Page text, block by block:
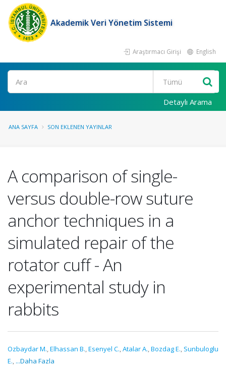
Akademik Veri Yönetim Sistemi
Araştırmacı Girişi English
Ara
Detaylı Arama
ANA SAYFA SON EKLENEN YAYINLAR
A comparison of single-
versus double-row suture
anchor techniques in a
simulated repair of the
rotator cuff - An
experimental study in
rabbits
Ozbaydar M.,Elhassan B.,Esenyel C.,Atalar A.,Bozdag E., Sunbuloglu
E., ...Daha Fazla